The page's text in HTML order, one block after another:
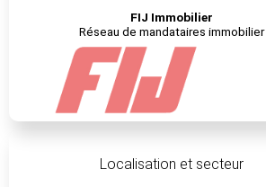
FIJ Immobilier
Réseau de mandataires immobilier
Localisation et secteur